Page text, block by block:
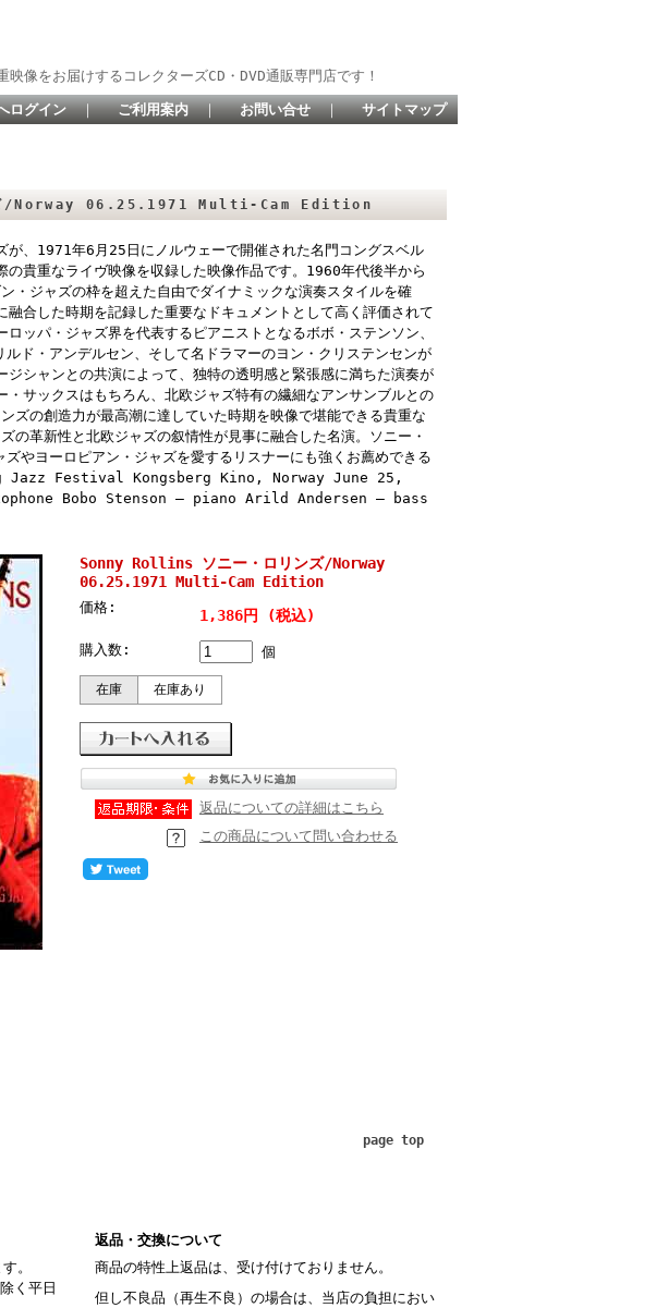
像をお届けするコレクターズCD・DVD通販専門店です！
ログイン ｜ ご利用案内 ｜ お問い合せ ｜ サイトマップ
/Norway 06.25.1971 Multi-Cam Edition
が、1971年6月25日にノルウェーで開催された名門コングスベル
の貴重なライヴ映像を収録した映像作品です。1960年代後半から
・ジャズの枠を超えた自由でダイナミックな演奏スタイルを確
融合した時期を記録した重要なドキュメントとして高く評価されて
ッパ・ジャズ界を代表するピアニストとなるボボ・ステンソン、
ルド・アンデルセン、そして名ドラマーのヨン・クリステンセンが
シャンとの共演によって、独特の透明感と緊張感に満ちた演奏が
・サックスはもちろん、北欧ジャズ特有の繊細なアンサンブルとの
ズの創造力が最高潮に達していた時期を映像で堪能できる貴重な
の革新性と北欧ジャズの叙情性が見事に融合した名演。ソニー・
ズやヨーロピアン・ジャズを愛するリスナーにも強くお薦めできる
Jazz Festival Kongsberg Kino, Norway June 25,
Bobo Stenson – piano Arild Andersen – bass
Sonny Rollins ソニー・ロリンズ/Norway
06.25.1971 Multi-Cam Edition
価格: 1,386円 (税込)
購入数: 個
在庫 在庫あり
返品についての詳細はこちら
この商品について問い合わせる
page top
。
く平日
返品・交換について
商品の特性上返品は、受け付けておりません。
但し不良品（再生不良）の場合は、当店の負担におい